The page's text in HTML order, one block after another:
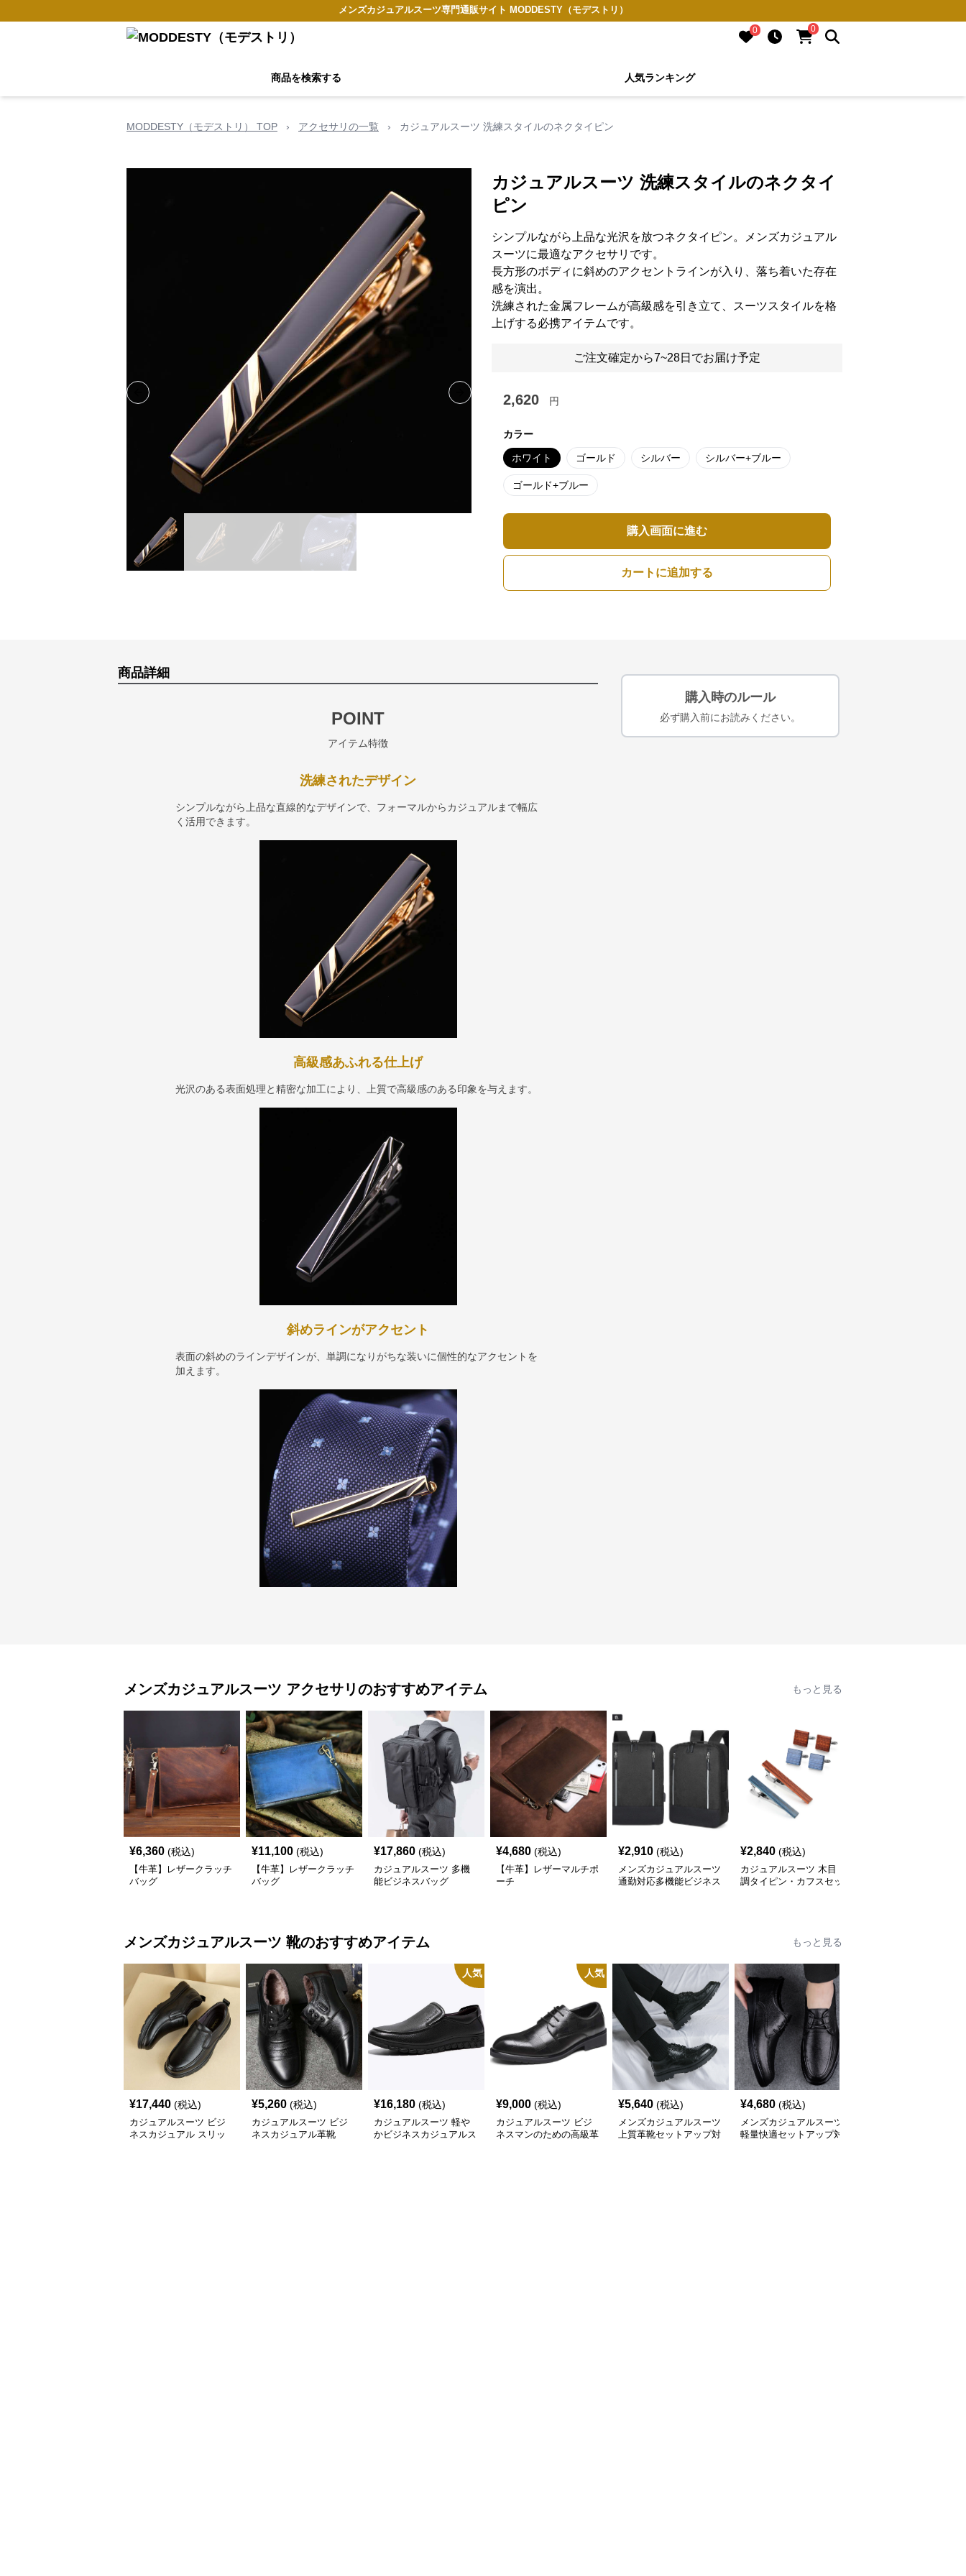
メンズカジュアルスーツ専門通販サイト MODDESTY（モデストリ）
0 0
商品を検索する 人気ランキング
MODDESTY（モデストリ） TOP › アクセサリの一覧 › カジュアルスーツ 洗練スタイルのネクタイピン
Previous slide Next slide
カジュアルスーツ 洗練スタイルのネクタイ
ピン
シンプルながら上品な光沢を放つネクタイピン。メンズカジュアル
スーツに最適なアクセサリです。
長方形のボディに斜めのアクセントラインが入り、落ち着いた存在
感を演出。
洗練された金属フレームが高級感を引き立て、スーツスタイルを格
上げする必携アイテムです。
ご注文確定から7~28日でお届け予定
2,620 円
カラー
ホワイト ゴールド シルバー シルバー+ブルー
ゴールド+ブルー
購入画面に進む
カートに追加する
商品詳細
POINT
アイテム特徴
洗練されたデザイン
シンプルながら上品な直線的なデザインで、フォーマルからカジュアルまで幅広
く活用できます。
高級感あふれる仕上げ
光沢のある表面処理と精密な加工により、上質で高級感のある印象を与えます。
斜めラインがアクセント
表面の斜めのラインデザインが、単調になりがちな装いに個性的なアクセントを
加えます。
購入時のルール
必ず購入前にお読みください。
メンズカジュアルスーツ アクセサリのおすすめアイテム もっと見る
¥6,360 (税込)
【牛革】レザークラッチ
バッグ
¥11,100 (税込)
【牛革】レザークラッチ
バッグ
¥17,860 (税込)
カジュアルスーツ 多機
能ビジネスバッグ
¥4,680 (税込)
【牛革】レザーマルチポ
ーチ
¥2,910 (税込)
メンズカジュアルスーツ
通勤対応多機能ビジネス
¥2,840 (税込)
カジュアルスーツ 木目
調タイピン・カフスセッ
メンズカジュアルスーツ 靴のおすすめアイテム もっと見る
¥17,440 (税込)
カジュアルスーツ ビジ
ネスカジュアル スリッ
¥5,260 (税込)
カジュアルスーツ ビジ
ネスカジュアル革靴
人気
¥16,180 (税込)
カジュアルスーツ 軽や
かビジネスカジュアルス
人気
¥9,000 (税込)
カジュアルスーツ ビジ
ネスマンのための高級革
¥5,640 (税込)
メンズカジュアルスーツ
上質革靴セットアップ対
¥4,680 (税込)
メンズカジュアルスーツ
軽量快適セットアップ対